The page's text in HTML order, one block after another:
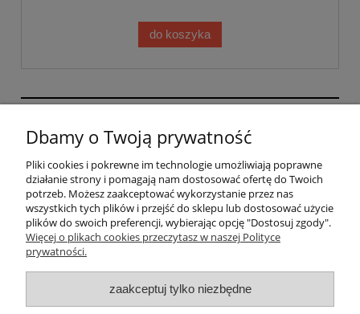
do koszyka
GRAFIHAFT Sylwester Górecki | Bysina 205, 32-400
Myślenice, woj. małopolskie | mail:
sklep@grafihaft.pl | tel: 697 374 232, 518 626 771 |
NIP: 6811683757
Pomoc
Moje konto
Płatności i dostawa
Dbamy o Twoją prywatność
Pliki cookies i pokrewne im technologie umożliwiają poprawne
działanie strony i pomagają nam dostosować ofertę do Twoich
potrzeb. Możesz zaakceptować wykorzystanie przez nas
wszystkich tych plików i przejść do sklepu lub dostosować użycie
plików do swoich preferencji, wybierając opcję "Dostosuj zgody".
Więcej o plikach cookies przeczytasz w naszej Polityce
prywatności.
zaakceptuj tylko niezbędne